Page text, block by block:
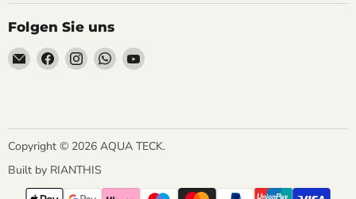
Folgen Sie uns
Email
AQUA
Finden
Sie
Facebook
Finden
Sie
Instagram
Finden
Sie
WhatsApp
Finden
YouTube
Copyright © 2026 AQUA TECK.
Built by RIANTHIS